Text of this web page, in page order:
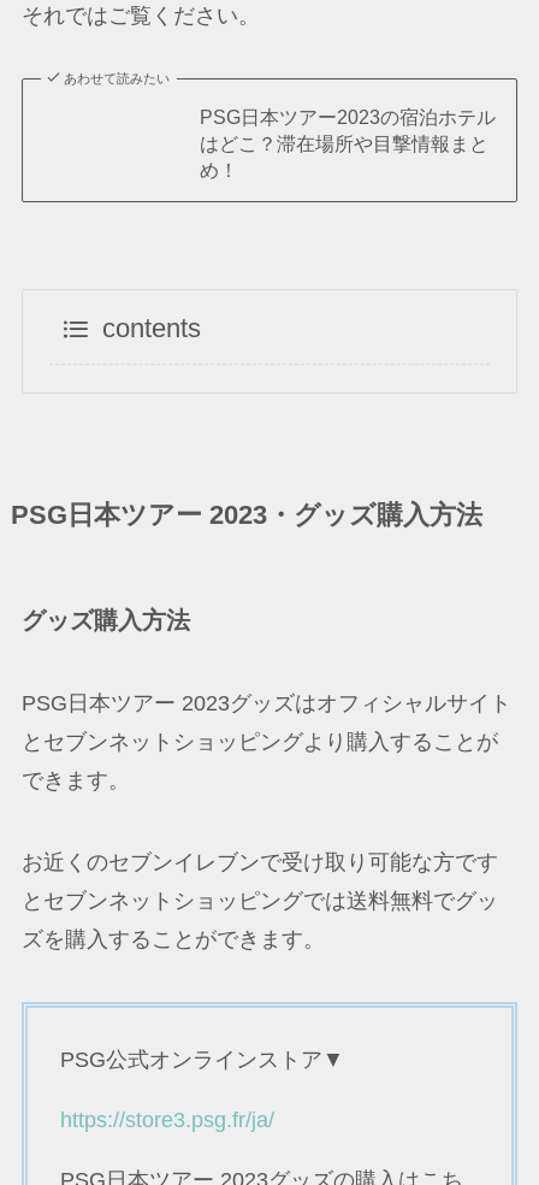
それではご覧ください。
あわせて読みたい
PSG日本ツアー2023の宿泊ホテル
はどこ？滞在場所や目撃情報まと
め！
contents
PSG日本ツアー 2023・グッズ購入方法
グッズ購入方法
PSG日本ツアー 2023グッズはオフィシャルサイト
とセブンネットショッピングより購入することが
できます。
お近くのセブンイレブンで受け取り可能な方です
とセブンネットショッピングでは送料無料でグッ
ズを購入することができます。
PSG公式オンラインストア▼
https://store3.psg.fr/ja/
PSG日本ツアー 2023グッズの購入はこち